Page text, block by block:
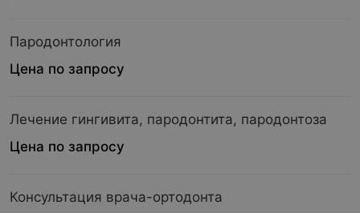
Пародонтология
Цена по запросу
Лечение гингивита, пародонтита, пародонтоза
Цена по запросу
Консультация врача-ортодонта